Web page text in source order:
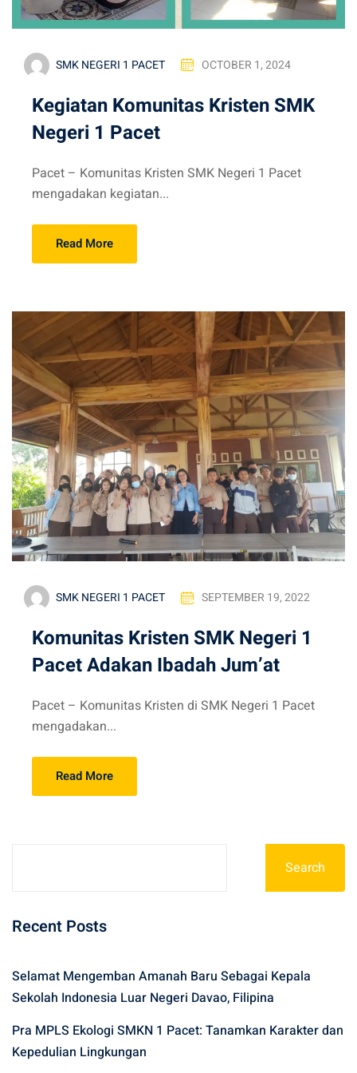
SMK NEGERI 1 PACET OCTOBER 1, 2024
Kegiatan Komunitas Kristen SMK
Negeri 1 Pacet
Pacet – Komunitas Kristen SMK Negeri 1 Pacet
mengadakan kegiatan...
Read More
SMK NEGERI 1 PACET SEPTEMBER 19, 2022
Komunitas Kristen SMK Negeri 1
Pacet Adakan Ibadah Jum’at
Pacet – Komunitas Kristen di SMK Negeri 1 Pacet
mengadakan...
Read More
Search
Recent Posts
Selamat Mengemban Amanah Baru Sebagai Kepala
Sekolah Indonesia Luar Negeri Davao, Filipina
Pra MPLS Ekologi SMKN 1 Pacet: Tanamkan Karakter dan
Kepedulian Lingkungan